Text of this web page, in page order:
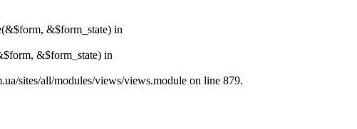
&$form_state) in
&$form_state) in
sites/all/modules/views/views.module on line 879.